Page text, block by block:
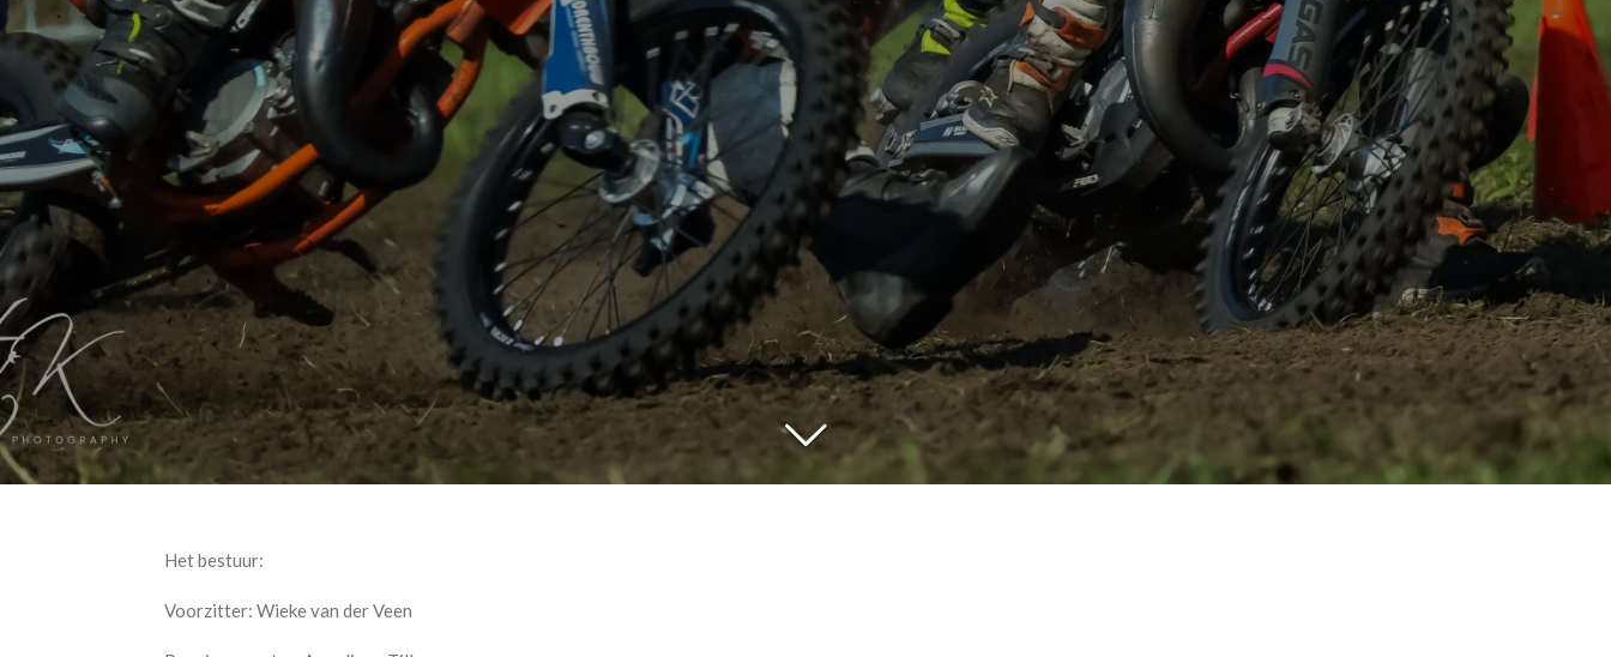
Het bestuur:
Voorzitter: Wieke van der Veen